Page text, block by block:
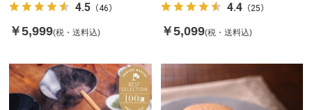
4.5 （46）
￥5,999(税・送料込)
4.4（25）
￥5,099(税・送料込)